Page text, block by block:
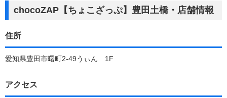
chocoZAP【ちょこざっぷ】豊田土橋・店舗情報
住所
愛知県豊田市曙町2-49うぃん 1F
アクセス